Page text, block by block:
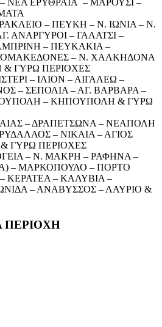
– ΠΕΥΚΗ – Ν. ΙΩΝΙΑ – Ν.
ΑΝΑΡΓΥΡΟΙ – ΓΑΛΑΤΣΙ –
– ΠΕΥΚΑΚΙΑ –
– Ν. ΧΑΛΚΗΔΟΝΑ
ΓΥΡΩ ΠΕΡΙΟΧΕΣ
– ΙΛΙΟΝ – ΑΙΓΑΛΕΩ –
– ΣΕΠΟΛΙΑ – ΑΓ. ΒΑΡΒΑΡΑ –
– ΚΗΠΟΥΠΟΛΗ & ΓΥΡΩ
– ΔΡΑΠΕΤΣΩΝΑ – ΝΕΑΠΟΛΗ
– ΝΙΚΑΙΑ – ΑΓΙΟΣ
ΓΥΡΩ ΠΕΡΙΟΧΕΣ
– Ν. ΜΑΚΡΗ – ΡΑΦΗΝΑ –
– ΜΑΡΚΟΠΟΥΛΟ – ΠΟΡΤΟ
ΚΕΡΑΤΕΑ – ΚΑΛΥΒΙΑ –
– ΑΝΑΒΥΣΣΟΣ – ΛΑΥΡΙΟ &